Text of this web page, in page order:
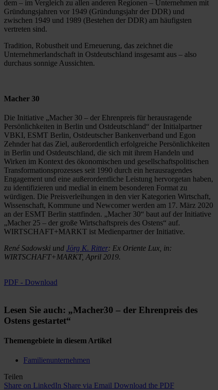
dem – im Vergleich zu allen anderen Regionen – Unternehmen mit
Gründungsjahren vor 1949 (Gründungsjahr der DDR) und
zwischen 1949 und 1989 (Bestehen der DDR) am häufigsten
vertreten sind.
Tradition, Robustheit und Erneuerung, das zeichnet die
Unternehmerlandschaft in Ostdeutschland insgesamt aus – also
durchaus sonnige Aussichten.
Macher 30
Die Initiative „Macher 30 – der Ehrenpreis für herausragende
Persönlichkeiten in Berlin und Ostdeutschland“ der Initialpartner
VBKI, ESMT Berlin, Ostdeutscher Bankenverband und Egon
Zehnder hat das Ziel, außerordentlich erfolgreiche Persönlichkeiten
in Berlin und Ostdeutschland, die sich mit ihrem Handeln und
Wirken im Kontext des ökonomischen und gesellschaftspolitischen
Transformationsprozesses seit 1990 durch ein herausragendes
Engagement und eine außerordentliche Leistung hervorgetan haben,
zu identifizieren und medial in einem besonderen Format zu
würdigen. Die Preisverleihungen in den vier Kategorien Wirtschaft,
Wissenschaft, Kommune und Newcomer werden am 17. März 2020
an der ESMT Berlin stattfinden. „Macher 30“ baut auf der Initiative
„Macher 25 – der große Wirtschaftspreis des Ostens“ auf.
WIRTSCHAFT+MARKT ist Medienpartner der Initiative.
René Sadowski und Jörg K. Ritter: Ex Oriente Lux, in:
WIRTSCHAFT+MARKT, April 2019.
PDF - Download
Lesen Sie auch: „Macher30 – der Ehrenpreis des
Ostens gestartet“
Themengebiete in diesem Artikel
Familienunternehmen
Teilen
Share on LinkedIn Share via Email Download the PDF